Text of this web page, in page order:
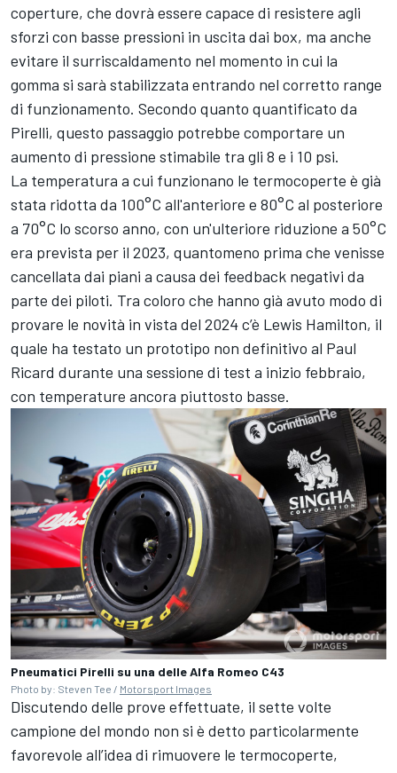
coperture, che dovrà essere capace di resistere agli
sforzi con basse pressioni in uscita dai box, ma anche
evitare il surriscaldamento nel momento in cui la
gomma si sarà stabilizzata entrando nel corretto range
di funzionamento. Secondo quanto quantificato da
Pirelli, questo passaggio potrebbe comportare un
aumento di pressione stimabile tra gli 8 e i 10 psi.
La temperatura a cui funzionano le termocoperte è già
stata ridotta da 100°C all'anteriore e 80°C al posteriore
a 70°C lo scorso anno, con un'ulteriore riduzione a 50°C
era prevista per il 2023, quantomeno prima che venisse
cancellata dai piani a causa dei feedback negativi da
parte dei piloti. Tra coloro che hanno già avuto modo di
provare le novità in vista del 2024 c’è Lewis Hamilton, il
quale ha testato un prototipo non definitivo al Paul
Ricard durante una sessione di test a inizio febbraio,
con temperature ancora piuttosto basse.
Pneumatici Pirelli su una delle Alfa Romeo C43
Photo by: Steven Tee / Motorsport Images
Discutendo delle prove effettuate, il sette volte
campione del mondo non si è detto particolarmente
favorevole all’idea di rimuovere le termocoperte,